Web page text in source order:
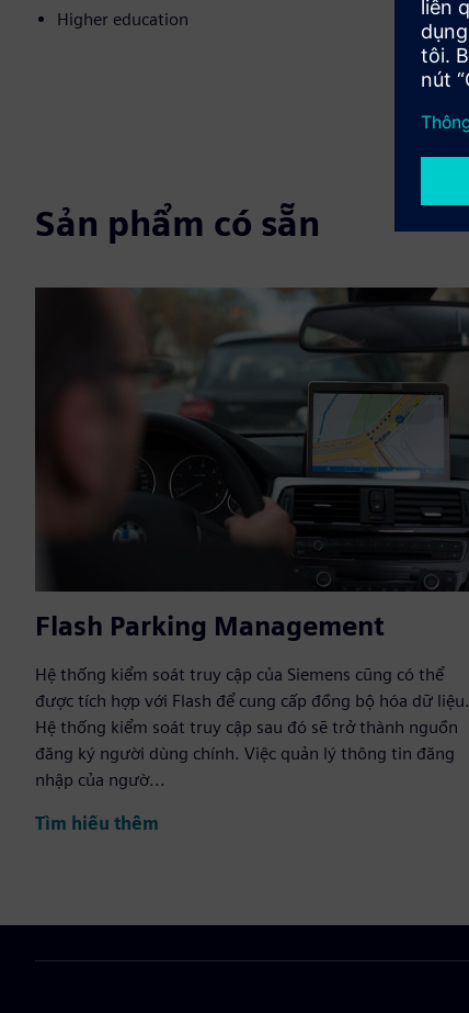
Higher education
Sản phẩm có sẵn
Flash Parking Management
Hệ thống kiểm soát truy cập của Siemens cũng có thể
được tích hợp với Flash để cung cấp đồng bộ hóa dữ liệu.
Hệ thống kiểm soát truy cập sau đó sẽ trở thành nguồn
đăng ký người dùng chính. Việc quản lý thông tin đăng
nhập của ngườ...
Tìm hiểu thêm